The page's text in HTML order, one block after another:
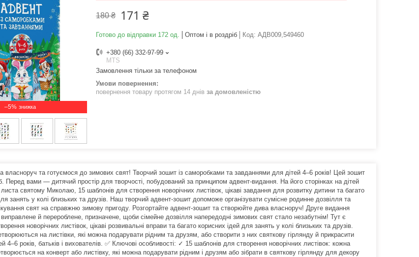
–5%
180 ₴ 171 ₴
Готово до відправки 172 од. Оптом і в роздріб Код: АДВ009,549460
+380 (66) 332-97-99
MTS
Замовлення тільки за телефоном
повернення товару протягом 14 днів за домовленістю
власноруч та готуємося до зимових свят! Творчий зошит із саморобками та завданнями для дітей 4–6 років! Цей зошит
Перед вами — дитячий простір для творчості, побудований за принципом адвент-видання. На його сторінках на дітей
святому Миколаю, 15 шаблонів для створення новорічних листівок, цікаві завдання для розвитку дитини та багато
занять у колі близьких та друзів. Наш творчий адвент-зошит допоможе організувати сумісне родинне дозвілля та
свят на справжню зимову пригоду. Розгортайте адвент-зошит та створюйте дива власноруч! Друге видання
й перероблене, призначене, щоби сімейне дозвілля напередодні зимових свят стало незабутнім! Тут є
новорічних листівок, цікаві розвивальні вправи та багато корисних ідей для занять у колі близьких та друзів.
на листівки, які можна подарувати рідним та друзям, або створити з них святкову гірлянду й прикрасити
4–6 років, батьків і вихователів. ✅ Ключові особливості: ✓ 15 шаблонів для створення новорічних листівок: кожна
на конверт або листівку, які можна подарувати рідним і друзям або зібрати в святкову гірлянду для декору